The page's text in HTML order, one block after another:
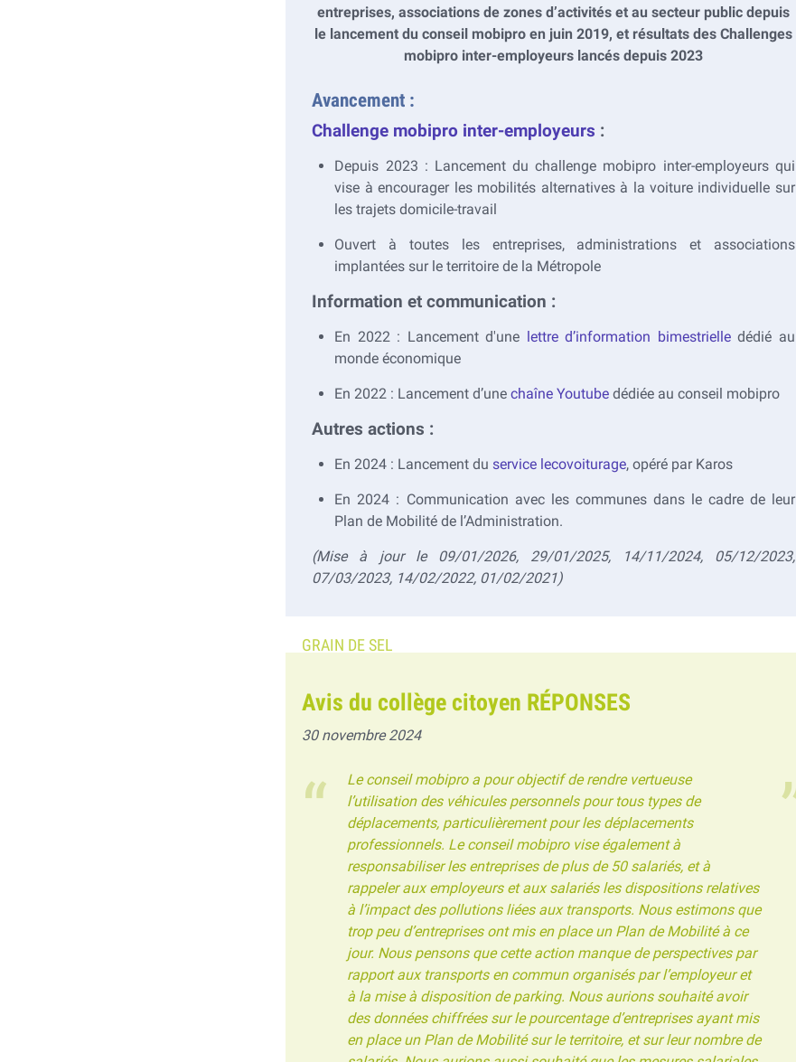
entreprises, associations de zones d’activités et au secteur public depuis
le lancement du conseil mobipro en juin 2019, et résultats des Challenges
mobipro inter-employeurs lancés depuis 2023
Avancement :
Challenge mobipro inter-employeurs :
Depuis 2023 : Lancement du challenge mobipro inter-employeurs qui
vise à encourager les mobilités alternatives à la voiture individuelle sur
les trajets domicile-travail
Ouvert à toutes les entreprises, administrations et associations
implantées sur le territoire de la Métropole
Information et communication :
En 2022 : Lancement d'une lettre d’information bimestrielledédié au
monde économique
En 2022 : Lancement d’unechaîne Youtube dédiée au conseil mobipro
Autres actions :
En 2024 : Lancement du service lecovoiturage, opéré par Karos
En 2024 : Communication avec les communes dans le cadre de leur
Plan de Mobilité de l’Administration.
(Mise à jour le 09/01/2026, 29/01/2025, 14/11/2024, 05/12/2023,
07/03/2023, 14/02/2022, 01/02/2021)
Avis du collège citoyen RÉPONSES
30 novembre 2024
Le conseil mobipro a pour objectif de rendre vertueuse
l’utilisation des véhicules personnels pour tous types de
déplacements, particulièrement pour les déplacements
professionnels. Le conseil mobipro vise également à
responsabiliser les entreprises de plus de 50 salariés, et à
rappeler aux employeurs et aux salariés les dispositions relatives
à l’impact des pollutions liées aux transports. Nous estimons que
trop peu d’entreprises ont mis en place un Plan de Mobilité à ce
jour. Nous pensons que cette action manque de perspectives par
rapport aux transports en commun organisés par l’employeur et
à la mise à disposition de parking. Nous aurions souhaité avoir
des données chiffrées sur le pourcentage d’entreprises ayant mis
en place un Plan de Mobilité sur le territoire, et sur leur nombre de